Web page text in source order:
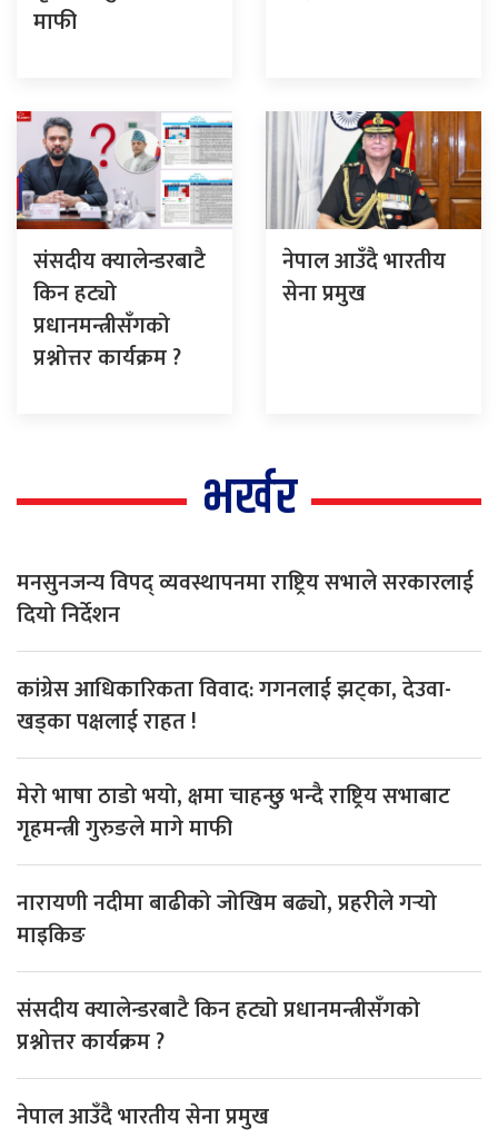
माफी
संसदीय क्यालेन्डरबाटै
किन हट्यो
प्रधानमन्त्रीसँगको
प्रश्नोत्तर कार्यक्रम ?
नेपाल आउँदै भारतीय
सेना प्रमुख
भर्खर
मनसुनजन्य विपद् व्यवस्थापनमा राष्ट्रिय सभाले सरकारलाई
दियो निर्देशन
कांग्रेस आधिकारिकता विवाद: गगनलाई झट्का, देउवा-
खड्का पक्षलाई राहत !
मेरो भाषा ठाडो भयो, क्षमा चाहन्छु भन्दै राष्ट्रिय सभाबाट
गृहमन्त्री गुरुङले मागे माफी
नारायणी नदीमा बाढीको जोखिम बढ्यो, प्रहरीले गर्‍यो
माइकिङ
संसदीय क्यालेन्डरबाटै किन हट्यो प्रधानमन्त्रीसँगको
प्रश्नोत्तर कार्यक्रम ?
नेपाल आउँदै भारतीय सेना प्रमुख